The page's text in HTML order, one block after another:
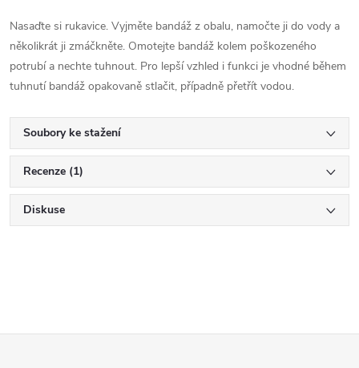
Nasaďte si rukavice. Vyjměte bandáž z obalu, namočte ji do vody a
několikrát ji zmáčkněte. Omotejte bandáž kolem poškozeného
potrubí a nechte tuhnout. Pro lepší vzhled i funkci je vhodné během
tuhnutí bandáž opakovaně stlačit, případně přetřít vodou.
Soubory ke stažení
Recenze (1)
Diskuse